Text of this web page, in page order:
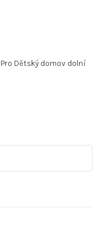
Dětský domov dolní